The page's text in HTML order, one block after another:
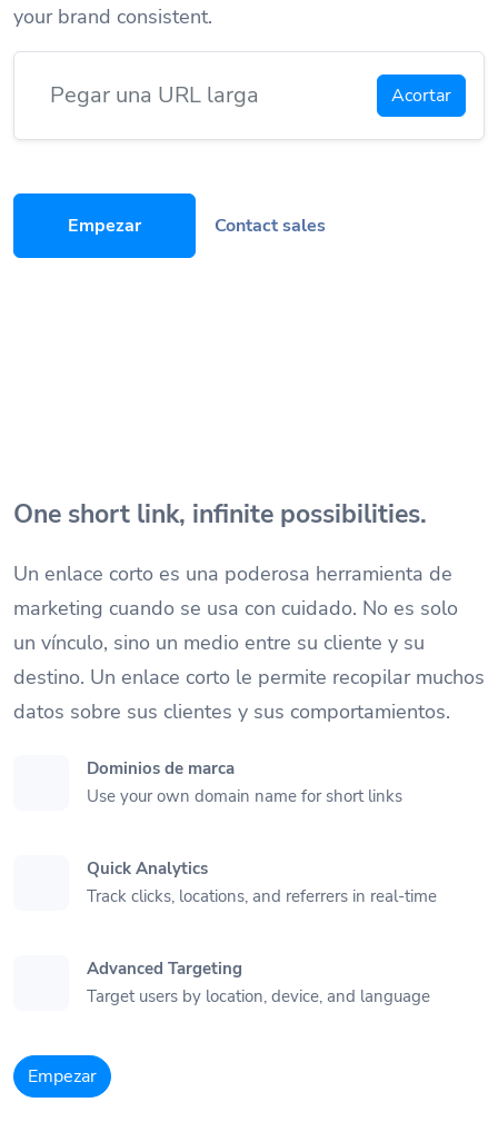
your brand consistent.
Acortar
Empezar Contact sales
One short link, infinite possibilities.
Un enlace corto es una poderosa herramienta de
marketing cuando se usa con cuidado. No es solo
un vínculo, sino un medio entre su cliente y su
destino. Un enlace corto le permite recopilar muchos
datos sobre sus clientes y sus comportamientos.
Dominios de marca
Use your own domain name for short links
Quick Analytics
Track clicks, locations, and referrers in real-time
Advanced Targeting
Target users by location, device, and language
Empezar